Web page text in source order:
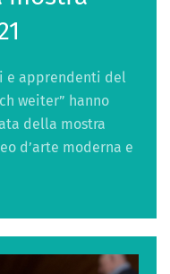
e apprendenti del
weiter” hanno
della mostra
d’arte moderna e